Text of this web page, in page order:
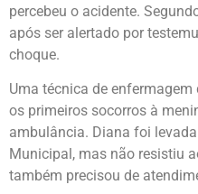
percebeu o acidente.
após ser alertado por
choque.
Uma técnica de
os primeiros socorros à
ambulância. Diana foi
Municipal, mas não resistiu
também precisou de